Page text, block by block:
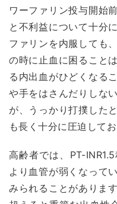
ワーファリン投与開始
と不利益について十分
ファリンを内服しても
の時に止血に困ること
る内出血がひどくなる
や手をはさんだりしな
が、うっかり打撲した
も長く十分に圧迫して
高齢者では、PT-
より血管が弱くなって
みられることがありま